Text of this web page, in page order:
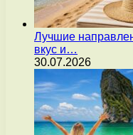
Лучшие
вкус и…
30.07.2026